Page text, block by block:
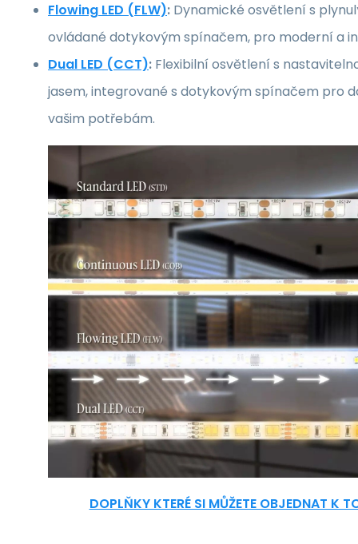
Flowing LED (FLW): Dynamické osvětlení s
ovládané dotykovým spínačem, pro moderní a
Dual LED (CCT): Flexibilní osvětlení s
jasem, integrované s dotykovým spínačem pro
vašim potřebám.
DOPLŇKY KTERÉ SI MŮŽETE OBJEDNAT K